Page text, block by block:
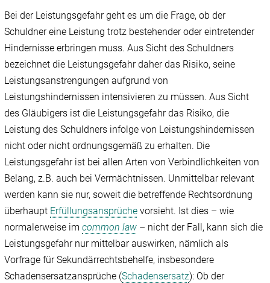
Bei der Leistungsgefahr geht es um die Frage, ob der
Schuldner eine Leistung trotz bestehender oder eintretender
Hindernisse erbringen muss. Aus Sicht des Schuldners
bezeichnet die Leistungsgefahr daher das Risiko, seine
Leistungsanstrengungen aufgrund von
Leistungshindernissen intensivieren zu müssen. Aus Sicht
des Gläubigers ist die Leistungsgefahr das Risiko, die
Leistung des Schuldners infolge von Leistungshindernissen
nicht oder nicht ordnungsgemäß zu erhalten. Die
Leistungsgefahr ist bei allen Arten von Verbindlichkeiten von
Belang, z.B. auch bei Vermächtnissen. Unmittelbar relevant
werden kann sie nur, soweit die betreffende Rechtsordnung
überhaupt Erfüllungsansprüche vorsieht. Ist dies – wie
normalerweise imcommon law – nicht der Fall, kann sich die
Leistungsgefahr nur mittelbar auswirken, nämlich als
Vorfrage für Sekundärrechtsbehelfe, insbesondere
Schadensersatzansprüche (Schadensersatz): Ob der